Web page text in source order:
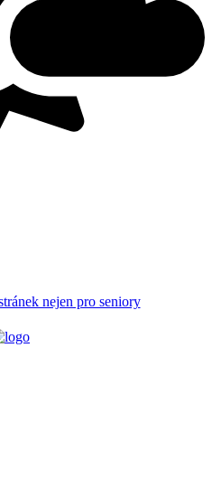
nejen pro seniory